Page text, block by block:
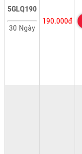
5GLQ190
30 Ngày
190.000đ